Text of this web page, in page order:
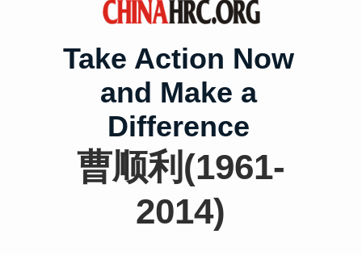
Take Action Now
and Make a
Difference
曹顺利(1961-
2014)